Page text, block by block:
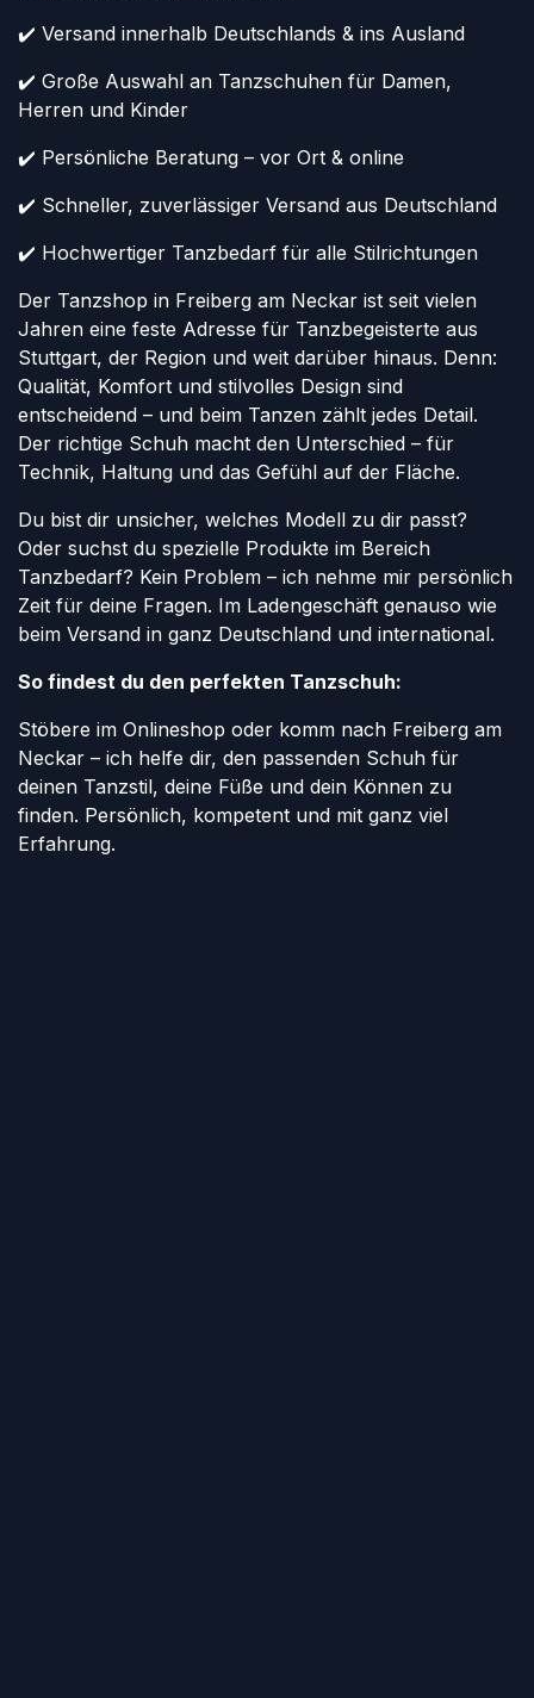
✔️ Versand innerhalb Deutschlands & ins Ausland
✔️ Große Auswahl an Tanzschuhen für Damen,
Herren und Kinder
✔️ Persönliche Beratung – vor Ort & online
✔️ Schneller, zuverlässiger Versand aus Deutschland
✔️ Hochwertiger Tanzbedarf für alle Stilrichtungen
Der Tanzshop in Freiberg am Neckar ist seit vielen
Jahren eine feste Adresse für Tanzbegeisterte aus
Stuttgart, der Region und weit darüber hinaus. Denn:
Qualität, Komfort und stilvolles Design sind
entscheidend – und beim Tanzen zählt jedes Detail.
Der richtige Schuh macht den Unterschied – für
Technik, Haltung und das Gefühl auf der Fläche.
Du bist dir unsicher, welches Modell zu dir passt?
Oder suchst du spezielle Produkte im Bereich
Tanzbedarf? Kein Problem – ich nehme mir persönlich
Zeit für deine Fragen. Im Ladengeschäft genauso wie
beim Versand in ganz Deutschland und international.
So findest du den perfekten Tanzschuh:
Stöbere im Onlineshop oder komm nach Freiberg am
Neckar – ich helfe dir, den passenden Schuh für
deinen Tanzstil, deine Füße und dein Können zu
finden. Persönlich, kompetent und mit ganz viel
Erfahrung.